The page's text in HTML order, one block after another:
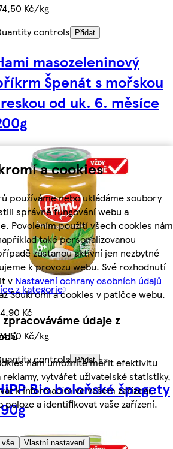
a cookies
používáme nebo ukládáme soubory
správné fungování webu a
Povolením použití všech cookies nám
také personalizovanou
zůstanou aktivní jen nezbytné
k provozu webu. Své rozhodnutí
v Nastavení ochrany osobních údajů
Soukromí a cookies v patičce webu.
údaje z
nám umožníte měřit efektivitu
reklamy, vytvářet uživatelské statistiky,
k informacím ve vašem zařízení,
poloze a identifikovat vaše zařízení.
vše Vlastní nastavení
Kč/kg
controls
Přidat
masozeleninový
Špenát s mořskou
od uk. 6. měsíce
z kategorie
Kč
Kč/kg
controls Přidat
Bio boloňské špagety